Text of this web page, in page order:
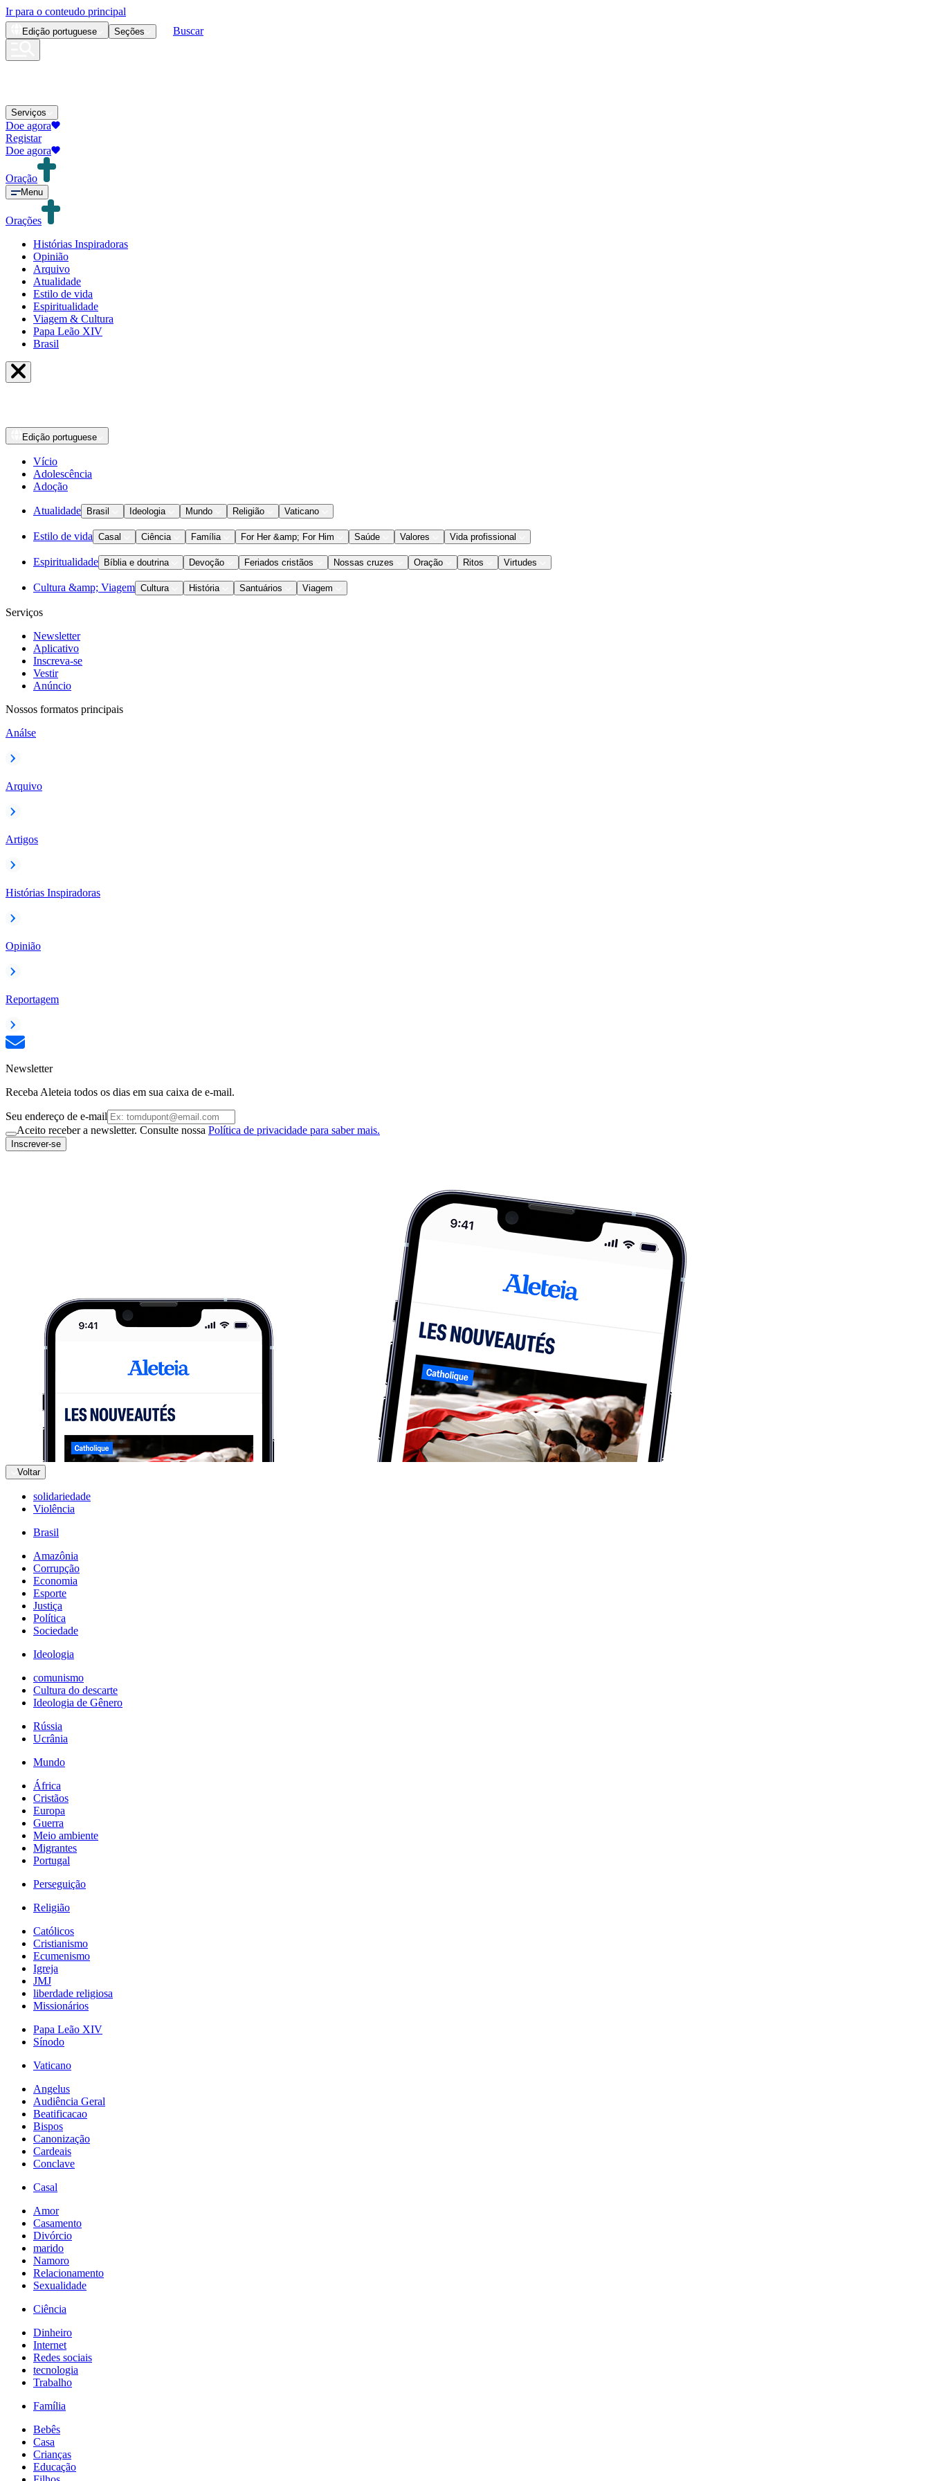
Ir para o conteudo principal
Edição portuguese Seções Buscar
Serviços
Doe agora
Registar
Doe agora
Oração
Menu
Orações
Histórias Inspiradoras
Opinião
Arquivo
Atualidade
Estilo de vida
Espiritualidade
Viagem & Cultura
Papa Leão XIV
Brasil
Edição portuguese
Vício
Adolescência
Adoção
Atualidade Brasil Ideologia Mundo Religião Vaticano
Estilo de vida Casal Ciência Família For Her &amp; For Him Saúde Valores Vida profissional
Espiritualidade Bíblia e doutrina Devoção Feriados cristãos Nossas cruzes Oração Ritos Virtudes
Cultura &amp; Viagem Cultura História Santuários Viagem
Serviços
Newsletter
Aplicativo
Inscreva-se
Vestir
Anúncio
Nossos formatos principais
Análse
Arquivo
Artigos
Histórias Inspiradoras
Opinião
Reportagem
Newsletter
Receba Aleteia todos os dias em sua caixa de e-mail.
Seu endereço de e-mail
Aceito receber a newsletter. Consulte nossa Política de privacidade para saber mais.
Inscrever-se
Voltar
solidariedade
Violência
Brasil
Amazônia
Corrupção
Economia
Esporte
Justiça
Política
Sociedade
Ideologia
comunismo
Cultura do descarte
Ideologia de Gênero
Rússia
Ucrânia
Mundo
África
Cristãos
Europa
Guerra
Meio ambiente
Migrantes
Portugal
Perseguição
Religião
Católicos
Cristianismo
Ecumenismo
Igreja
JMJ
liberdade religiosa
Missionários
Papa Leão XIV
Sínodo
Vaticano
Angelus
Audiência Geral
Beatificacao
Bispos
Canonização
Cardeais
Conclave
Casal
Amor
Casamento
Divórcio
marido
Namoro
Relacionamento
Sexualidade
Ciência
Dinheiro
Internet
Redes sociais
tecnologia
Trabalho
Família
Bebês
Casa
Crianças
Educação